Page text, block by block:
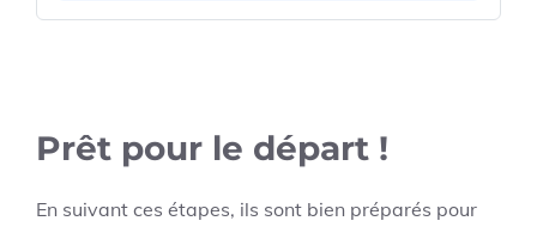
Prêt pour le départ !
En suivant ces étapes, ils sont bien préparés pour